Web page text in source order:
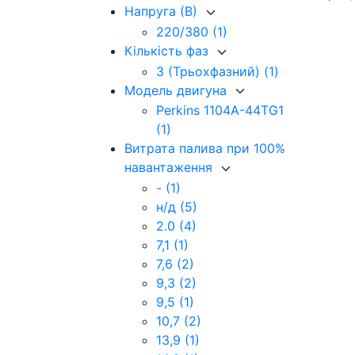
Напруга (В)
220/380 (1)
Кількість фаз
3 (Трьохфазний) (1)
Модель двигуна
Perkins 1104A-44TG1
(1)
Витрата палива при 100%
навантаження
- (1)
н/д (5)
2.0 (4)
7,1 (1)
7,6 (2)
9,3 (2)
9,5 (1)
10,7 (2)
13,9 (1)